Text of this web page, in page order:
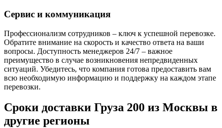
Сервис и коммуникация
Профессионализм сотрудников – ключ к успешной перевозке.
Обратите внимание на скорость и качество ответа на ваши
вопросы. Доступность менеджеров 24/7 – важное
преимущество в случае возникновения непредвиденных
ситуаций. Убедитесь, что компания готова предоставить вам
всю необходимую информацию и поддержку на каждом этапе
перевозки.
Сроки доставки Груза 200 из Москвы в
другие регионы